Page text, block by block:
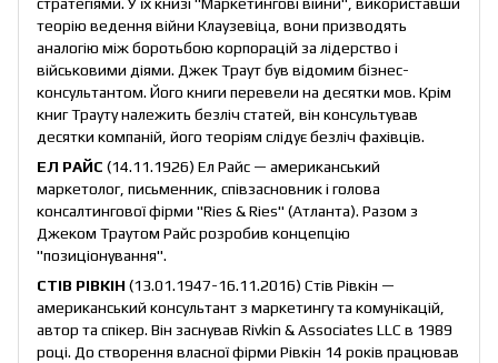
теорію ведення війни Клаузевіца, вони призводять
аналогію між боротьбою корпорацій за лідерство і
військовими діями. Джек Траут був відомим бізнес-
консультантом. Його книги перевели на десятки мов. Крім
книг Трауту належить безліч статей, він консультував
десятки компаній, його теоріям слідує безліч фахівців.
ЕЛ РАЙС (14.11.1926) Ел Райс — американський
маркетолог, письменник, співзасновник і голова
консалтингової фірми "Ries & Ries" (Атланта). Разом з
Джеком Траутом Райс розробив концепцію
"позиціонування".
СТІВ РІВКІН (13.01.1947-16.11.2016) Стів Рівкін —
американський консультант з маркетингу та комунікацій,
автор та спікер. Він заснував Rivkin & Associates LLC в 1989
році. До створення власної фірми Рівкін 14 років працював